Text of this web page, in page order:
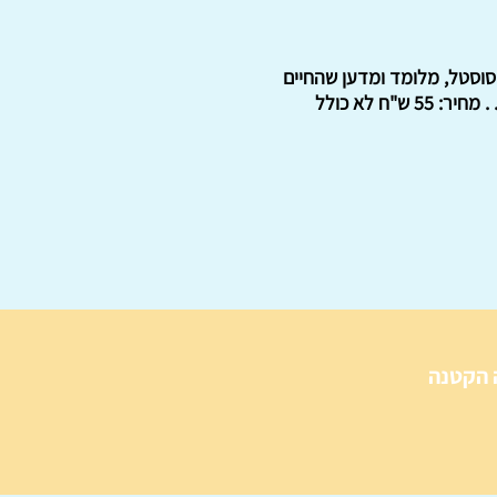
מיוני 1940 עד סוף הקיץ של 1968. המחבר, ז'אק סוסטל, מלומד ומדען שהחיים
הביאוהו אל הפוליטיקה, חבר ממשלה שפרש בגלל הסתאבות המשטר וגלה מארצו כמעט עשרים שנה. . מחיר: 55 ש"ח לא כולל
הקטנה